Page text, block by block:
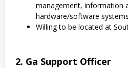
management, information
hardware/software
Willing to be located at
2. Ga Support Officer